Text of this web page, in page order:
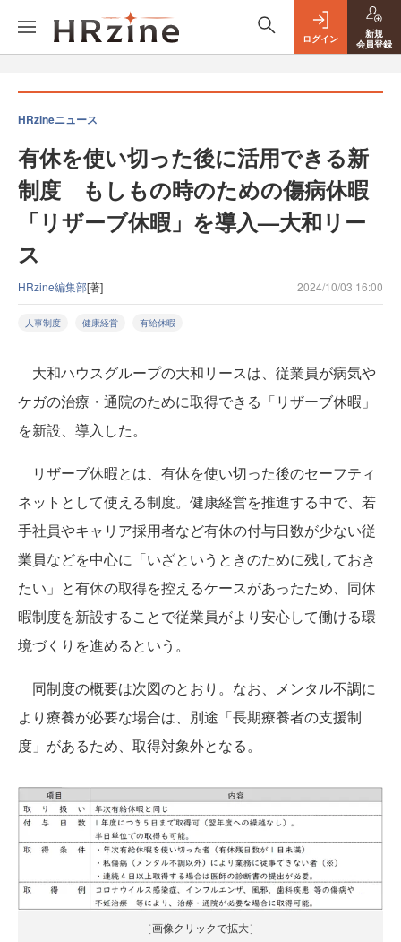
ログイン
新規
会員登録
HRzineニュース
有休を使い切った後に活用できる新
制度 もしもの時のための傷病休暇
「リザーブ休暇」を導入—大和リー
ス
HRzine編集部[著] 2024/10/03 16:00
人事制度 健康経営 有給休暇
大和ハウスグループの大和リースは、従業員が病気や
ケガの治療・通院のために取得できる「リザーブ休暇」
を新設、導入した。
リザーブ休暇とは、有休を使い切った後のセーフティ
ネットとして使える制度。健康経営を推進する中で、若
手社員やキャリア採用者など有休の付与日数が少ない従
業員などを中心に「いざというときのために残しておき
たい」と有休の取得を控えるケースがあったため、同休
暇制度を新設することで従業員がより安心して働ける環
境づくりを進めるという。
同制度の概要は次図のとおり。なお、メンタル不調に
より療養が必要な場合は、別途「長期療養者の支援制
度」があるため、取得対象外となる。
［画像クリックで拡大］